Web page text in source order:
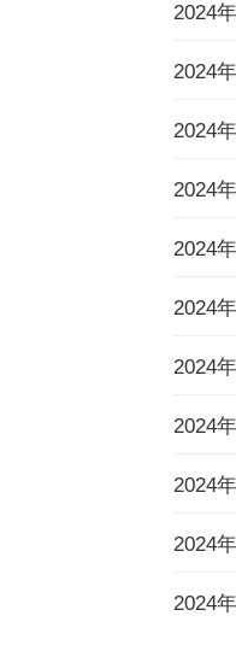
2024
2024
2024
2024
2024
2024
2024
2024
2024
2024
2024